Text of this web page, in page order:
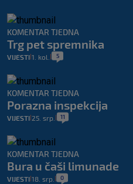
KOMENTAR TJEDNA
Trg pet spremnika
VIJESTI 1. kol. 5
KOMENTAR TJEDNA
Porazna inspekcija
VIJESTI 25. srp. 11
KOMENTAR TJEDNA
Bura u čaši limunade
VIJESTI 18. srp. 0